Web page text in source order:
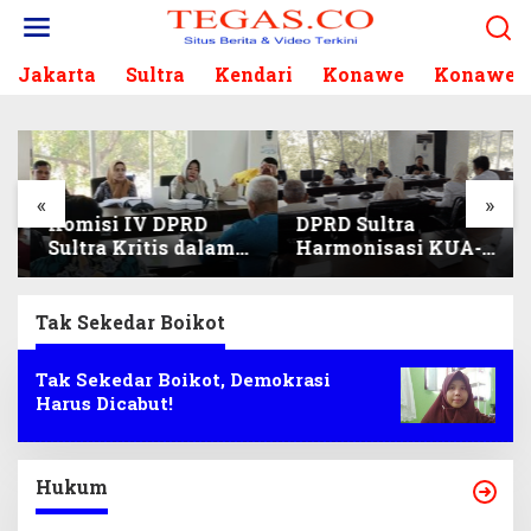
Jakarta Sultra Kendari Konawe Konawe
« »
Komisi IV DPRD
Sultra Kritis dalam
Harmonisasi KUA-
Perubahan APBD
2026
DPRD Sultra
Harmonisasi KUA-
PPAS 2027, Prioritas
Infrastruktur
Tak Sekedar Boikot
Tak Sekedar Boikot, Demokrasi
Harus Dicabut!
Hukum